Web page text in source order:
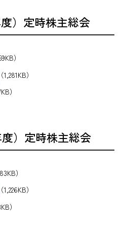
）定時株主総会
）
（1,281KB）
）
）定時株主総会
）
（1,226KB）
）